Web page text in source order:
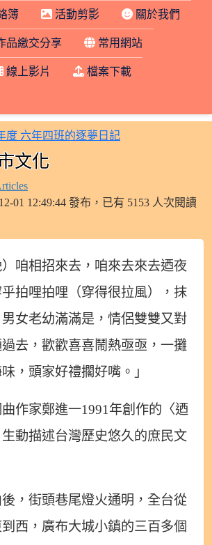
簿 活動剪影 關於我們
品繳交分享 常用網站
線上影片 檔案下載
文化
01 12:49:44 發布，已有 5153 人次閱讀
）咱相招來去，咱來去來去迺夜
拍哩拍哩（穿得很拉風），抹
女老幼滿滿是，情侶雙雙又對
去，歡歡喜喜鬧熱亟亟，一攤
，頭家好禮擱好嘴。」
作家鄭進一1991年創作的〈迺
動描述台灣歷史悠久的庶民文
，街頭巷尾燈火通明，全台從
西，廣布大城小鎮的三百多個